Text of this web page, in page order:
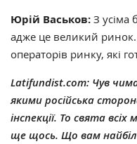
Юрій Васьков: З усіма
адже це великий
операторів ринку, які
Latifundist.com: Чув
якими російська
інспекції. То свята
ще щось. Що вам